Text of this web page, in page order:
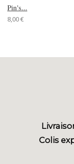
Pin's...
8,00 €
Colis